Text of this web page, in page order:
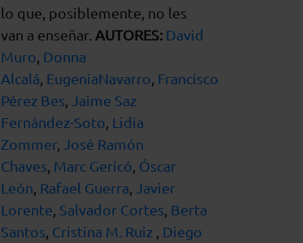
lo que, posiblemente, no les
van a enseñar. AUTORES: David
Muro Donna
Alcalá EugeniaNavarro Francisco
Pérez Bes
Jaime Saz
Fernández-Soto Lidia
Zommer, José Ramón
Chaves Marc Gericó Óscar
León Rafael Guerra
Javier
Lorente Salvador Cortes Berta
Santos Cristina M. Ruiz
Diego